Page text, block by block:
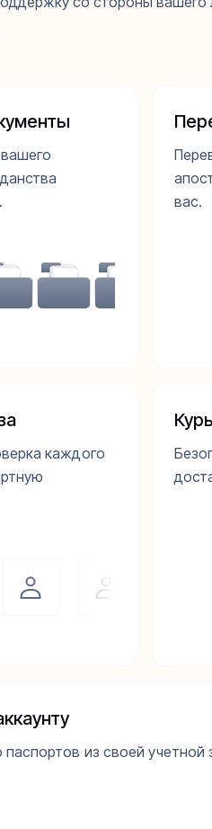
вас.
каждого
из своей